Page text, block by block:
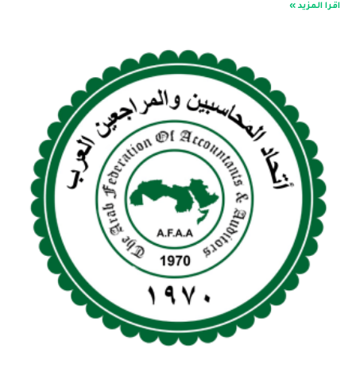
اقرا المزيد »